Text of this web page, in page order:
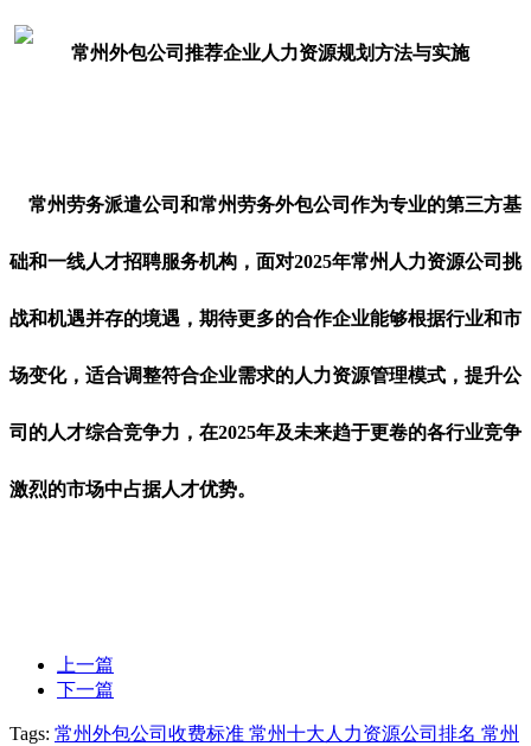
常州劳务派遣公司和常州劳务外包公司作为专业的第三方基
础和一线人才招聘服务机构，面对2025年常州人力资源公司挑
战和机遇并存的境遇，期待更多的合作企业能够根据行业和市
场变化，适合调整符合企业需求的人力资源管理模式，提升公
司的人才综合竞争力，在2025年及未来趋于更卷的各行业竞争
激烈的市场中占据人才优势。
上一篇
下一篇
Tags: 常州外包公司收费标准 常州十大人力资源公司排名 常州